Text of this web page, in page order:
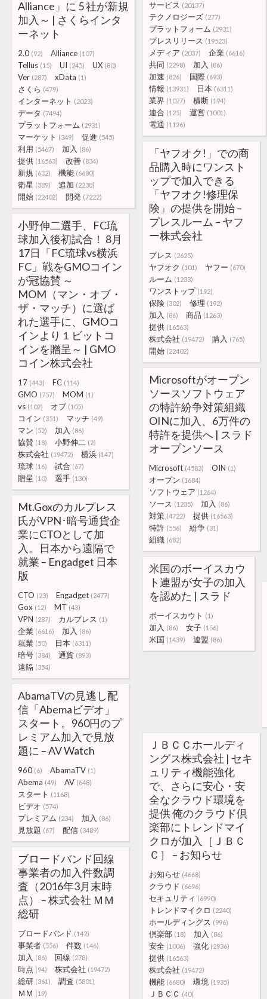
サービス (20137)
テクノロジーズ (277)
プラットフォーム (2931)
プレスリリース (19523)
メディア (2037) 企業 (6616)
共同 (2298) 加入 (86)
加速 (826) 国際 (693)
情報 (13931) 日本 (6311)
業界 (1027) 横断 (194)
連合 (125) 運営 (1001)
電通 (1126)
Alliance」に 5 社が新規
加入～ | さくらインタ
ーネット
2.0 (92) Alliance (107)
Tellus (15) UI (245) UX (80)
Ver (287) xData (1)
さくら (479)
インターネット (2023)
データ (7494)
プラットフォーム (2931)
マーケット (349) 促進 (545)
利用 (5467) 加入 (86)
提供 (16563) 改善 (834)
新規 (632) 機能 (6680)
衛星 (389) 追加 (2238)
開始 (22402) 開発 (7222)
「ヤフオク!」での商
品購入時にワンスト
ップで加入できる
「ヤフオク!修理保
険」の提供を開始 –
プレスルーム – ヤフ
ー株式会社
プレス (2625)
ヤフオク (101) ヤフー (670)
ルーム (1233)
ワンストップ (192)
保険 (302) 修理 (192)
加入 (86) 商品 (1263)
提供 (16563)
株式会社 (19472) 購入 (765)
開始 (22402)
小野伸二選手、FC琉
球加入後初試合！ 8月
17日「FC琉球vs横浜
FC」戦をGMOコイン
が冠協賛 ～
MOM（マン・オブ・
ザ・マッチ）に選ば
れた選手に、GMOコ
インより１ビットコ
インを贈呈～ | GMO
コイン株式会社
17 (443) FC (114)
GMO (757) MOM (1)
vs (102) オブ (105)
コイン (351) マッチ (49)
マン (52) 加入 (86)
協賛 (18) 小野伸二 (2)
株式会社 (19472) 横浜 (147)
琉球 (16) 試合 (67)
贈呈 (10) 選手 (130)
Microsoftがオープン
ソースソフトウェア
の特許紛争対策組織
OINに加入、6万件の
特許を提供へ | スラド
オープンソース
Microsoft (4583) OIN (1)
オープン (1684)
ソフトウェア (1264)
ソース (1235) 加入 (86)
対策 (4722) 提供 (16563)
特許 (556) 紛争 (31)
組織 (682)
Mt.Goxのカルプレス
氏がVPN･暗号通貨企
業にCTOとして加
入。日本から遠隔で
就業 – Engadget 日本
版
CTO (23) Engadget (2477)
Gox (12) MT (43)
VPN (287) カルプレス (1)
企業 (6616) 加入 (86)
就業 (50) 日本 (6311)
暗号 (384) 通貨 (893)
遠隔 (354)
米国のボーイスカウ
ト連盟が女子の加入
を認めた | スラド
ボーイスカウト (1)
加入 (86) 女子 (156)
米国 (1439) 連盟 (86)
AbamaTVの見逃し配
信「Abemaビデオ」
スタート。960円のプ
レミアム加入で見放
題に – AV Watch
960 (6) AbamaTV (1)
Abema (49) AV (648)
スタート (1168)
ビデオ (574)
プレミアム (234) 加入 (86)
見放題 (67) 配信 (3489)
ＪＢＣＣホールディ
ングス株式会社 | セキ
ュリティ機能強化
で、さらに安心・安
全なクラウド環境を
提供 俺のクラウド倶
楽部にトレンドマイ
クロが加入［ＪＢＣ
Ｃ］ – お知らせ
お知らせ (4668)
クラウド (6696)
セキュリティ (6990)
トレンドマイクロ (2240)
ホールディングス (996)
倶楽部 (18) 加入 (86)
安全 (1006) 強化 (2936)
提供 (16563)
株式会社 (19472)
機能 (6680) 環境 (1935)
ＪＢＣＣ (40)
ブロードバンド回線
事業者の加入件数調
査（2016年3月末時
点） – 株式会社 ＭＭ
総研
ブロードバンド (142)
事業者 (556) 件数 (146)
加入 (86) 回線 (278)
時点 (94) 株式会社 (19472)
総研 (361) 調査 (5801)
ＭＭ (19)